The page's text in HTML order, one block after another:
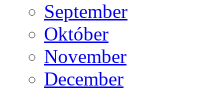
September
Október
November
December